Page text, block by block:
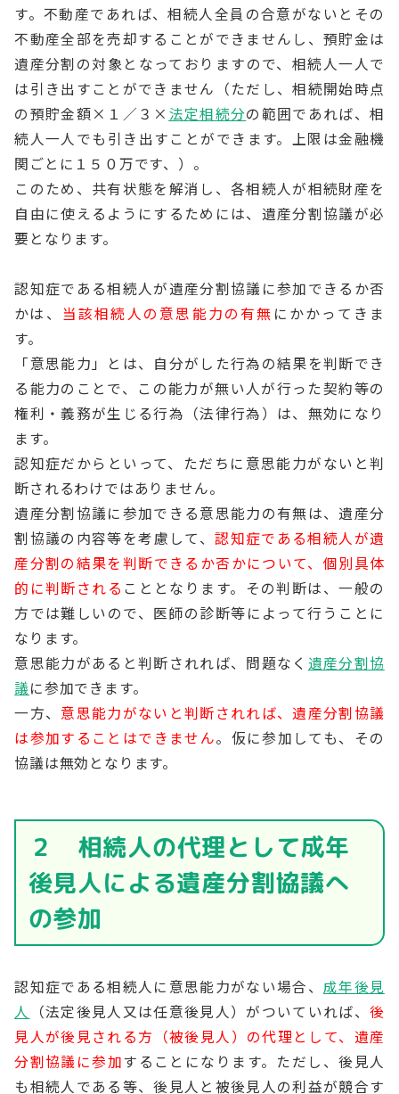
す。不動産であれば、相続人全員の合意がないとその
不動産全部を売却することができませんし、預貯金は
遺産分割の対象となっておりますので、相続人一人で
は引き出すことができません（ただし、相続開始時点
の預貯金額×１／３× 法定相続分の範囲であれば、相
続人一人でも引き出すことができます。上限は金融機
関ごとに１５０万です、）。
このため、共有状態を解消し、各相続人が相続財産を
自由に使えるようにするためには、遺産分割協議が必
要となります。
認知症である相続人が遺産分割協議に参加できるか否
かは、 当該相続人の意思能力の有無 にかかってきま
す。
「意思能力」とは、自分がした行為の結果を判断でき
る能力のことで、この能力が無い人が行った契約等の
権利・義務が生じる行為（法律行為）は、無効になり
ます。
認知症だからといって、ただちに意思能力がないと判
断されるわけではありません。
遺産分割協議に参加できる意思能力の有無は、遺産分
割協議の内容等を考慮して、認知症である相続人が遺
産分割の結果を判断できるか否かについて、個別具体
的に判断される こととなります。その判断は、一般の
方では難しいので、医師の診断等によって行うことに
なります。
意思能力があると判断されれば、問題なく 遺産分割協
議に参加できます。
一方、 意思能力がないと判断されれば、遺産分割協議
は参加することはできません。仮に参加しても、その
協議は無効となります。
２ 相続人の代理として成年
後見人による遺産分割協議へ
の参加
認知症である相続人に意思能力がない場合、 成年後見
人
（法定後見人又は任意後見人）がついていれば、 後
見人が後見される方（被後見人）の代理として、遺産
分割協議に参加することになります。ただし、後見人
も相続人である等、後見人と被後見人の利益が競合す